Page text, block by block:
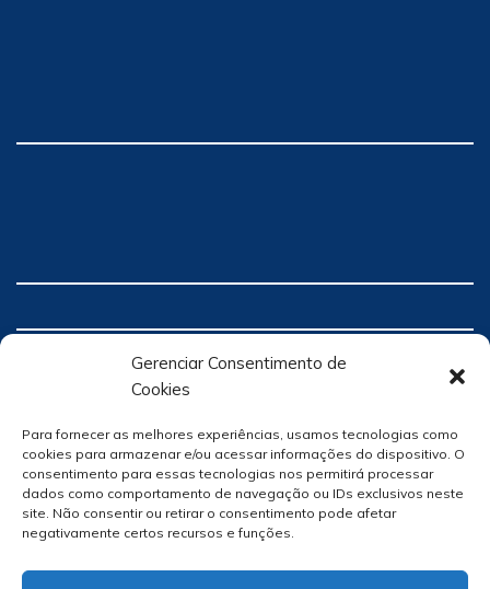
Gerenciar Consentimento de
Cookies
Para fornecer as melhores experiências, usamos tecnologias como
cookies para armazenar e/ou acessar informações do dispositivo. O
consentimento para essas tecnologias nos permitirá processar
dados como comportamento de navegação ou IDs exclusivos neste
site. Não consentir ou retirar o consentimento pode afetar
negativamente certos recursos e funções.